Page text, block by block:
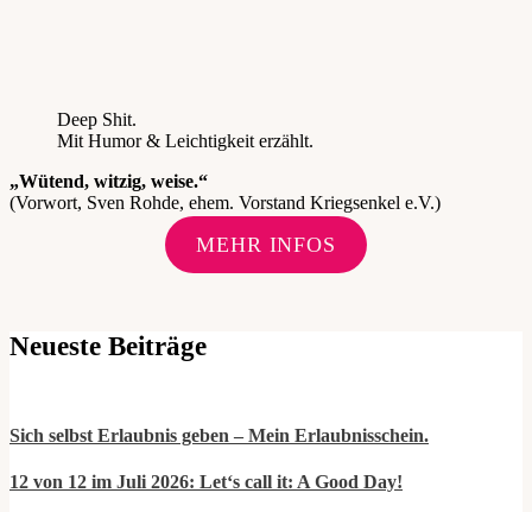
Deep Shit.
Mit Humor & Leichtigkeit erzählt.
„Wütend, witzig, weise.“
(Vorwort, Sven Rohde, ehem. Vorstand Kriegsenkel e.V.)
MEHR INFOS
Neueste Beiträge
Sich selbst Erlaubnis geben – Mein Erlaubnisschein.
12 von 12 im Juli 2026: Let‘s call it: A Good Day!